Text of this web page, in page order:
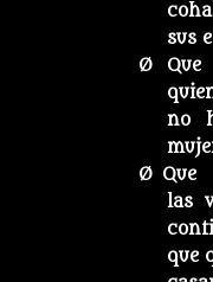
sus
Ø Que
no
Ø Que
las
que